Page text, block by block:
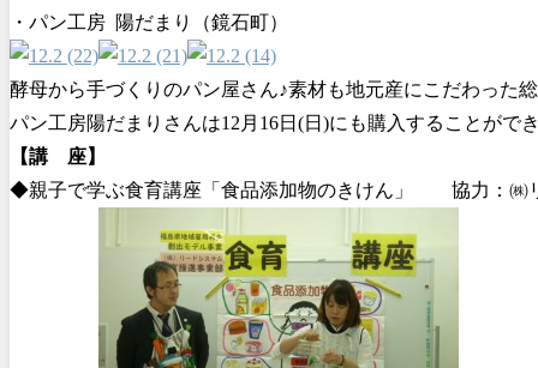
・パン工房 陽だまり（鏡石町）
酵母から手づくりのパン屋さん♪素材も地元産にこだわった
パン工房陽だまりさんは12月16日(日)にも購入することがで
【講 座】
◆親子で学ぶ食育講座「食品添加物のきけん」 協力：㈱